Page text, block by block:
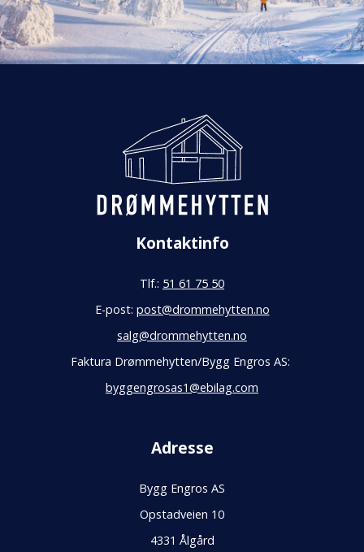
Kontaktinfo
Tlf.: 51 61 75 50
E-post: post@drommehytten.no
salg@drommehytten.no
Faktura Drømmehytten/Bygg Engros AS:
byggengrosas1@ebilag.com
Adresse
Bygg Engros AS
Opstadveien 10
4331 Ålgård